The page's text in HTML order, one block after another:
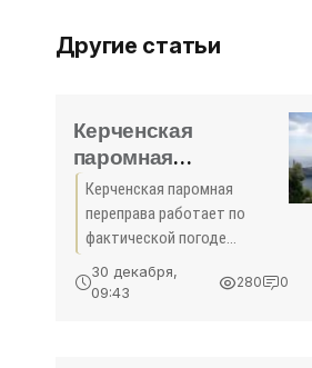
Другие статьи
Керченская
паромная
переправа работает
по фактической
погоде - «Политика»
Керченская паромная
переправа работает по
фактической погоде
Керченская паромная
переправа возобновила
30 декабря,
09:43
280 0